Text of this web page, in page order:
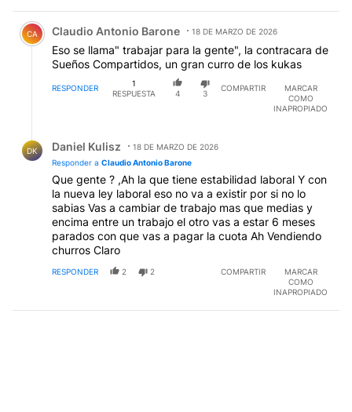
Comentario de Claudio Antonio Barone.
CA Claudio Antonio Barone 18 DE MARZO DE 2026
Eso se llama" trabajar para la gente", la contracara de
Sueños Compartidos, un gran curro de los kukas
RESPONDER
1
RESPUESTA
4 3
COMPARTIR
MARCAR
COMO
INAPROPIADO
DK Daniel Kulisz
18 DE MARZO DE 2026
Responder a Claudio Antonio Barone
Que gente ? ,Ah la que tiene estabilidad laboral Y con
la nueva ley laboral eso no va a existir por si no lo
sabias Vas a cambiar de trabajo mas que medias y
encima entre un trabajo el otro vas a estar 6 meses
parados con que vas a pagar la cuota Ah Vendiendo
churros Claro
RESPONDER 2 2 COMPARTIR
MARCAR
COMO
INAPROPIADO